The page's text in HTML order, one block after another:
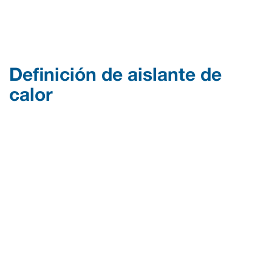
Definición de aislante de
calor